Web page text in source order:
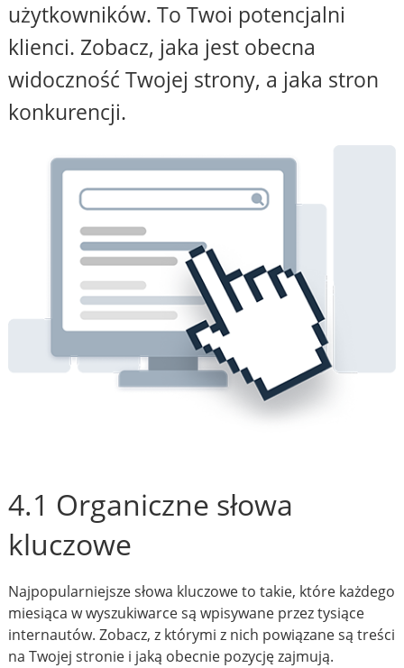
użytkowników. To Twoi potencjalni
klienci. Zobacz, jaka jest obecna
widoczność Twojej strony, a jaka stron
konkurencji.
4.1 Organiczne słowa
kluczowe
Najpopularniejsze słowa kluczowe to takie, które każdego
miesiąca w wyszukiwarce są wpisywane przez tysiące
internautów. Zobacz, z którymi z nich powiązane są treści
na Twojej stronie i jaką obecnie pozycję zajmują.